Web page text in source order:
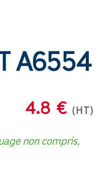
A6554
4.8 € (HT)
non compris,